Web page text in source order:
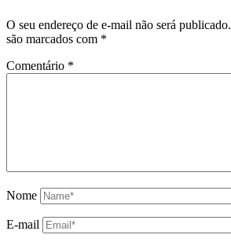
O seu endereço de e-mail não será publicado.
são marcados com *
Comentário *
Nome
E-mail